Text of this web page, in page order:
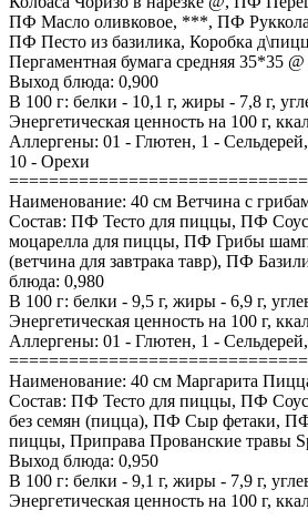
ПФ Масло оливковое, ***, ПФ
ПФ Песто из базилика, Коробка
Пергаментная бумага средняя 35*35 @
Выход блюда: 0,900
В 100 г: белки - 10,1 г, жиры - 7,8 г,
Энергетическая ценность на 100 г,
Аллергены: 01 - Глютен, 1 -
10 - Орехи
Наименование: 40 см Ветчина с
Состав: ПФ Тесто для пиццы, ПФ
моцарелла для пиццы, ПФ Грибы
(ветчина для завтрака тавр), ПФ
блюда: 0,980
В 100 г: белки - 9,5 г, жиры - 6,9 г,
Энергетическая ценность на 100 г,
Аллергены: 01 - Глютен, 1 -
Наименование: 40 см Маргарита
Состав: ПФ Тесто для пиццы, ПФ
без семян (пицца), ПФ Сыр фетаки,
пиццы, Приправа Прованские травы
Выход блюда: 0,950
В 100 г: белки - 9,1 г, жиры - 7,9 г,
Энергетическая ценность на 100 г,